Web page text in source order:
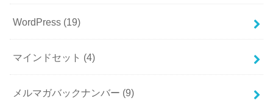
WordPress (19)
マインドセット (4)
メルマガバックナンバー (9)